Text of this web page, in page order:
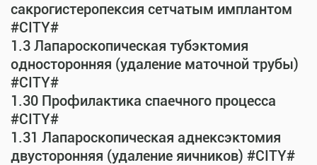
сакрогистеропексия сетчатым имплантом
#CITY#
1.3 Лапароскопическая тубэктомия
односторонняя (удаление маточной трубы)
#CITY#
1.30 Профилактика спаечного процесса
#CITY#
1.31 Лапароскопическая аднексэктомия
двусторонняя (удаление яичников) #CITY#